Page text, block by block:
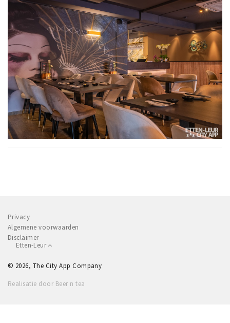
Privacy
Algemene voorwaarden
Disclaimer
Etten-Leur
© 2026, The City App Company
Realisatie door Beer n tea